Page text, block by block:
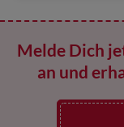
Melde Dich
an und